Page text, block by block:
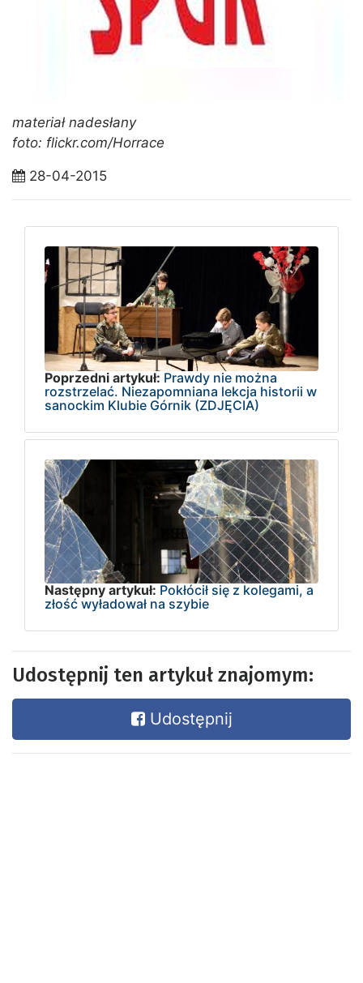
materiał nadesłany
foto: flickr.com/Horrace
28-04-2015
Poprzedni artykuł: Prawdy nie można
rozstrzelać. Niezapomniana lekcja historii w
sanockim Klubie Górnik (ZDJĘCIA)
Następny artykuł: Pokłócił się z kolegami, a
złość wyładował na szybie
Udostępnij ten artykuł znajomym:
Udostępnij